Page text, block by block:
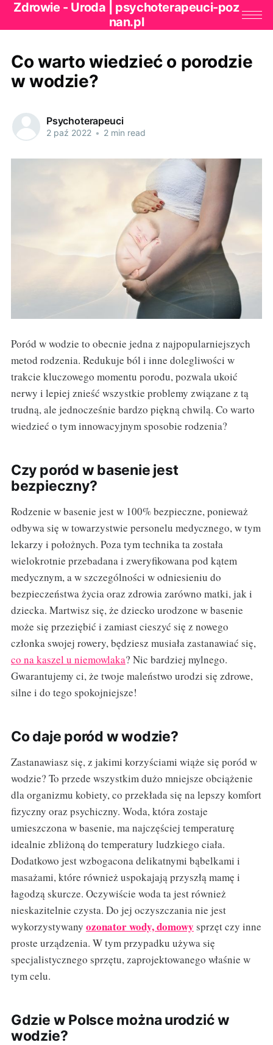
Zdrowie - Uroda | psychoterapeuci-poz
nan.pl
Co warto wiedzieć o porodzie
w wodzie?
Psychoterapeuci
2 paź 2022 • 2 min read
Poród w wodzie to obecnie jedna z najpopularniejszych
metod rodzenia. Redukuje ból i inne dolegliwości w
trakcie kluczowego momentu porodu, pozwala ukoić
nerwy i lepiej znieść wszystkie problemy związane z tą
trudną, ale jednocześnie bardzo piękną chwilą. Co warto
wiedzieć o tym innowacyjnym sposobie rodzenia?
Czy poród w basenie jest
bezpieczny?
Rodzenie w basenie jest w 100% bezpieczne, ponieważ
odbywa się w towarzystwie personelu medycznego, w tym
lekarzy i położnych. Poza tym technika ta została
wielokrotnie przebadana i zweryfikowana pod kątem
medycznym, a w szczególności w odniesieniu do
bezpieczeństwa życia oraz zdrowia zarówno matki, jak i
dziecka. Martwisz się, że dziecko urodzone w basenie
może się przeziębić i zamiast cieszyć się z nowego
członka swojej rowery, będziesz musiała zastanawiać się,
co na kaszel u niemowlaka? Nic bardziej mylnego.
Gwarantujemy ci, że twoje maleństwo urodzi się zdrowe,
silne i do tego spokojniejsze!
Co daje poród w wodzie?
Zastanawiasz się, z jakimi korzyściami wiąże się poród w
wodzie? To przede wszystkim dużo mniejsze obciążenie
dla organizmu kobiety, co przekłada się na lepszy komfort
fizyczny oraz psychiczny. Woda, która zostaje
umieszczona w basenie, ma najczęściej temperaturę
idealnie zbliżoną do temperatury ludzkiego ciała.
Dodatkowo jest wzbogacona delikatnymi bąbelkami i
masażami, które również uspokajają przyszłą mamę i
łagodzą skurcze. Oczywiście woda ta jest również
nieskazitelnie czysta. Do jej oczyszczania nie jest
wykorzystywany ozonator wody, domowy sprzęt czy inne
proste urządzenia. W tym przypadku używa się
specjalistycznego sprzętu, zaprojektowanego właśnie w
tym celu.
Gdzie w Polsce można urodzić w
wodzie?